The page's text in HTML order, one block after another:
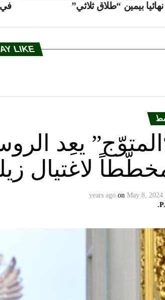
في
نهائيا بيمين “طلاق ثلاثي”
LIKE
يعِد
لاغتيال
on May 8, 2024